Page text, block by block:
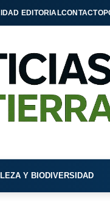
EDITORIALCONTACTO
Y BIODIVERSIDAD